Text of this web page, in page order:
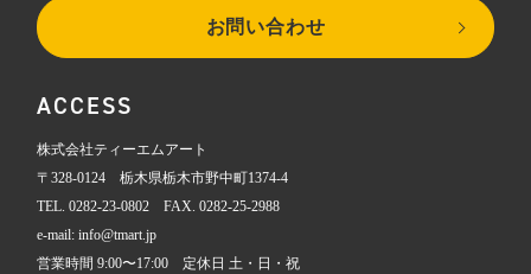
お問い合わせ
ACCESS
株式会社ティーエムアート
〒328-0124 栃木県栃木市野中町1374-4
TEL. 0282-23-0802 FAX. 0282-25-2988
e-mail: info@tmart.jp
営業時間 9:00〜17:00 定休日 土・日・祝